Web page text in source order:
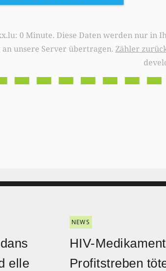
Browser
unsere Server übertragen. Zähler
elle
NEWS
HIV-
Profitstreben